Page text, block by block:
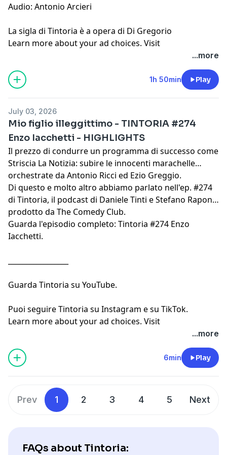
Audio: Antonio Arcieri
La sigla di Tintoria è a opera di Di Gregorio
Learn more about your ad choices. Visit
...more
1h 50min Play
July 03, 2026
Mio figlio illeggittimo - TINTORIA #274
Enzo Iacchetti - HIGHLIGHTS
Il prezzo di condurre un programma di successo come
Striscia La Notizia: subire le innocenti marachelle
orchestrate da Antonio Ricci ed Ezio Greggio.
Di questo e molto altro abbiamo parlato nell'ep. #274
di Tintoria, il podcast di Daniele Tinti eStefano Rapone
prodotto da The Comedy Club.
Guarda l'episodio completo: Tintoria #274 Enzo
Iacchetti.
Guarda Tintoria su YouTube.
Puoi seguireTintoria su Instagram esu TikTok.
Learn more about your ad choices. Visit
...more
6min Play
Prev 1 2 3 4 5 Next
FAQs about Tintoria: